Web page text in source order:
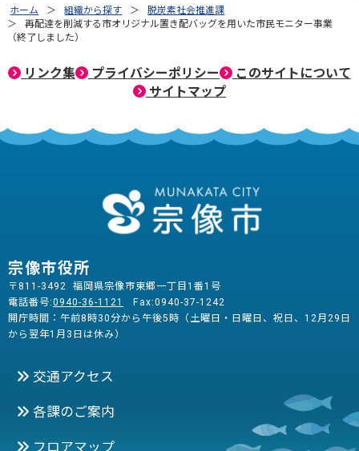
ホーム 組織から探す
脱炭素社会推進課
再配達を削減する市オリジナル置き配バッグを用いた市民モニター事業
（終了しました）
リンク集 プライバシーポリシー
このサイトについて
サイトマップ
宗像市役所
〒811-3492 福岡県宗像市東郷一丁目1番1号
電話番号:0940-36-1121
Fax:0940-37-1242
開庁時間：午前8時30分から午後5時（土曜日・日曜日、祝日、12月29日
から翌年1月3日は休み）
交通アクセス
各課のご案内
フロアマップ